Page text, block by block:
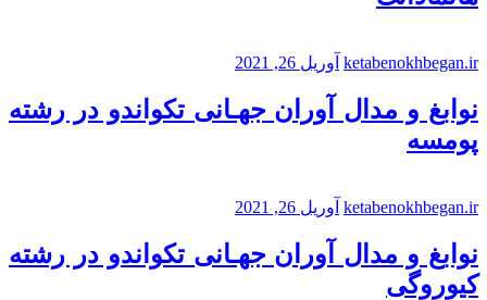
ketabenokhbegan.ir آوریل 26, 2021
نوابغ و مدال آوران جهـانی تکواندو در رشته
پومسه
ketabenokhbegan.ir آوریل 26, 2021
نوابغ و مدال آوران جهـانی تکواندو در رشته
کیوروگی